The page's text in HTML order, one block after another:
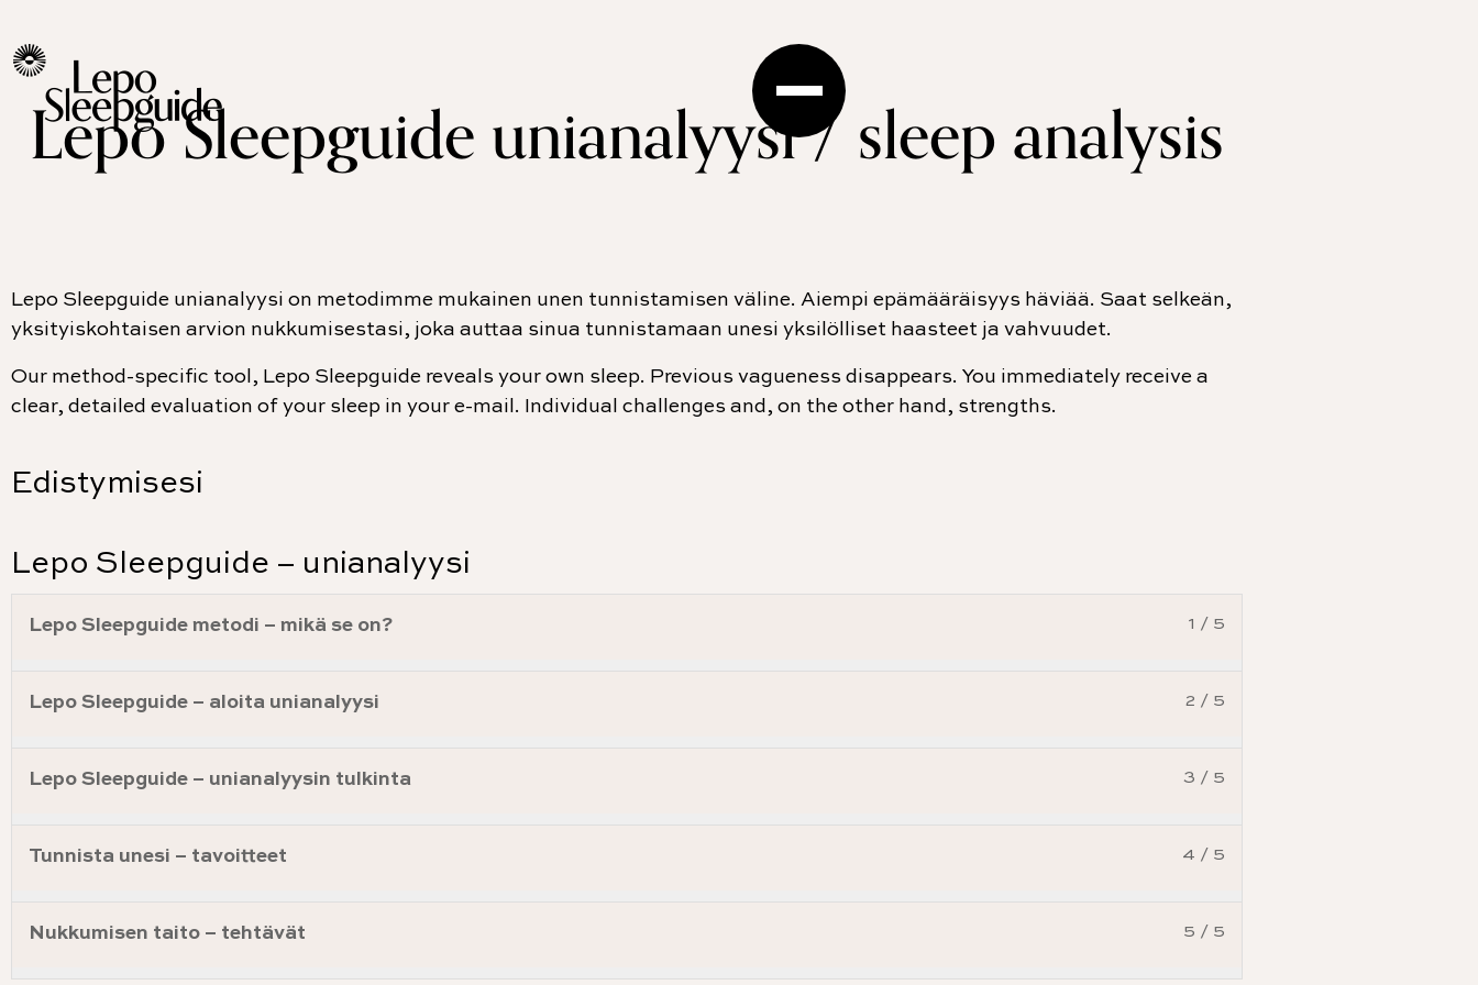
Lepo Sleepguide unianalyysi / sleep analysis
Lepo Sleepguide unianalyysi on metodimme mukainen unen tunnistamisen väline. Aiempi epämääräisyys häviää. Saat selkeän,
yksityiskohtaisen arvion nukkumisestasi, joka auttaa sinua tunnistamaan unesi yksilölliset haasteet ja vahvuudet.
Our method-specific tool, Lepo Sleepguide reveals your own sleep. Previous vagueness disappears. You immediately receive a
clear, detailed evaluation of your sleep in your e-mail. Individual challenges and, on the other hand, strengths.
Edistymisesi
Lepo Sleepguide – unianalyysi
1 / 5
Lepo Sleepguide metodi – mikä se on?
2 / 5
Lepo Sleepguide – aloita unianalyysi
3 / 5
Lepo Sleepguide – unianalyysin tulkinta
4 / 5
Tunnista unesi – tavoitteet
5 / 5
Nukkumisen taito – tehtävät